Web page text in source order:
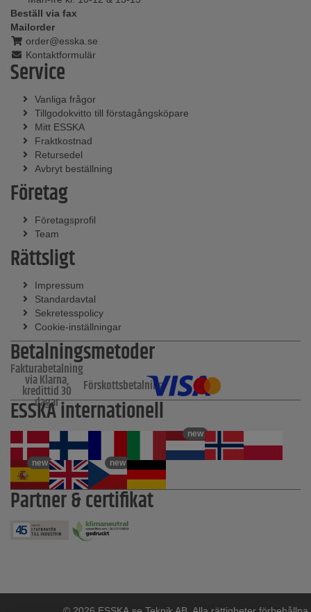
Beställ via fax
Mailorder
order@esska.se
Kontaktformulär
Service
Vanliga frågor
Tillgodokvitto till förstagångsköpare
Mitt ESSKA
Fraktkostnad
Retursedel
Avbryt beställning
Företag
Företagsprofil
Team
Rättsligt
Impressum
Standardavtal
Sekretesspolicy
Cookie-inställningar
Betalningsmetoder
Fakturabetalning
via Klarna,
kredittid 30
dagar
Förskottsbetalning
ESSKA internationell
new
new new
Partner & certifikat